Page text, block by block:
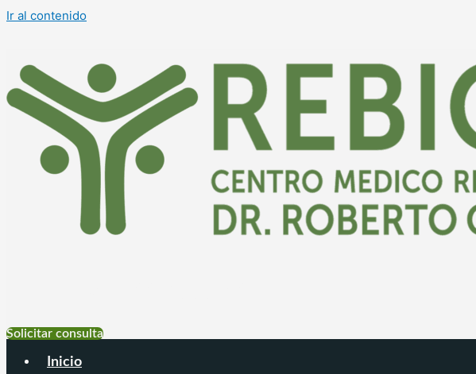
Ir al contenido
Solicitar consulta
Inicio